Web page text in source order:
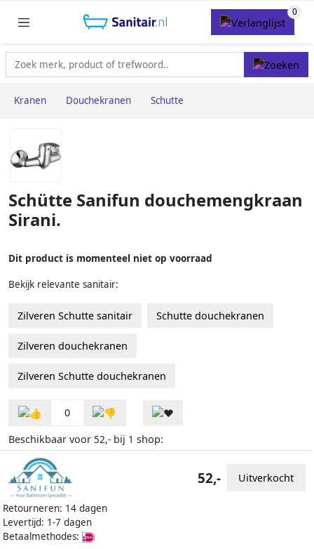
Kranen Douchekranen Schutte
Schütte Sanifun douchemengkraan
Sirani.
Dit product is momenteel niet op voorraad
Bekijk relevante sanitair:
Zilveren Schutte sanitair Schutte douchekranen
Zilveren douchekranen
Zilveren Schutte douchekranen
0
Beschikbaar voor 52,- bij 1 shop:
Retourneren: 14 dagen
Levertijd: 1-7 dagen
Betaalmethodes:
52,- Uitverkocht